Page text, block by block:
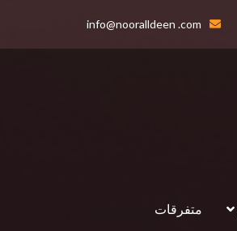
info@nooralldeen .com
متفرقات